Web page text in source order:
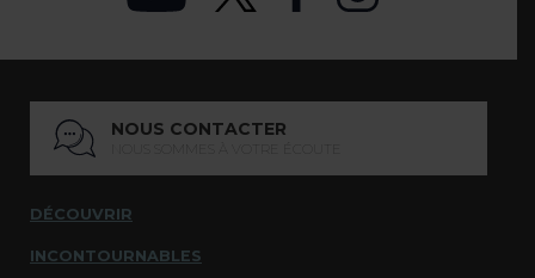
NOUS CONTACTER
DÉCOUVRIR
INCONTOURNABLES